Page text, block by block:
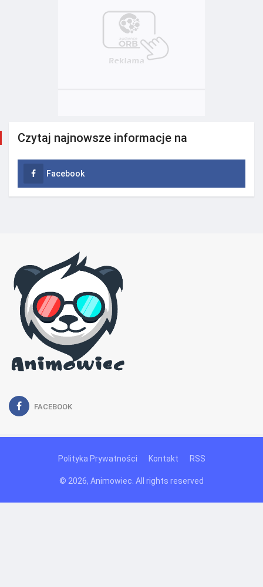
Czytaj najnowsze informacje na
Facebook
FACEBOOK
Polityka Prywatności Kontakt RSS
© 2026, Animowiec. All rights reserved